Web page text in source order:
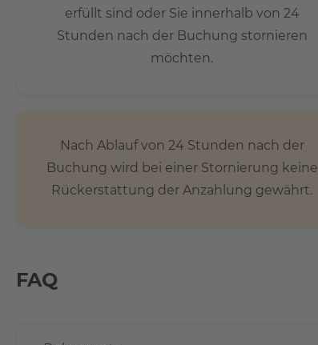
erfüllt sind oder Sie innerhalb von 24
Stunden nach der Buchung stornieren
möchten.
Nach Ablauf von 24 Stunden nach der
Buchung wird bei einer Stornierung keine
Rückerstattung der Anzahlung gewährt.
FAQ